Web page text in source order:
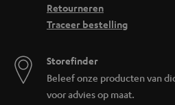
Retourneren
Traceer bestelling
Storefinder
Beleef onze producten van
voor advies op maat.